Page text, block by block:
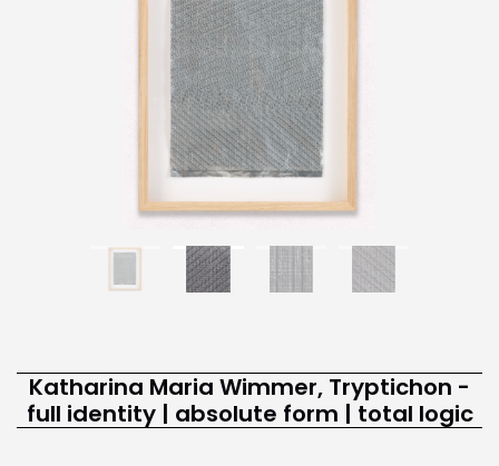
Katharina Maria Wimmer, Tryptichon -
full identity | absolute form | total logic